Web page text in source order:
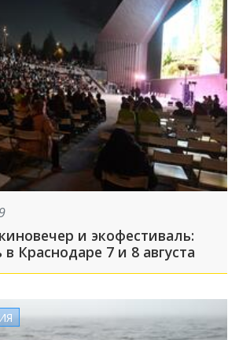
и экофестиваль:
Краснодаре 7 и 8 августа